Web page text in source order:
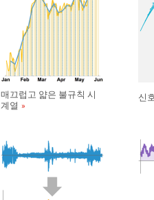
매끄럽고 얇은 불규칙 시
계열
신